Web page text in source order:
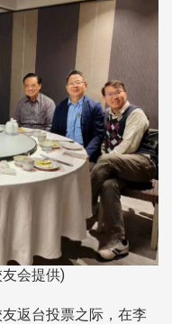
会提供)
返台投票之际，在李